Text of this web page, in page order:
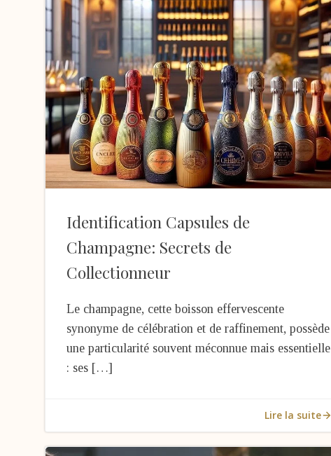
Identification Capsules de
Champagne: Secrets de
Collectionneur
Le champagne, cette boisson effervescente
synonyme de célébration et de raffinement, possède
une particularité souvent méconnue mais essentielle
: ses […]
Lire la suite